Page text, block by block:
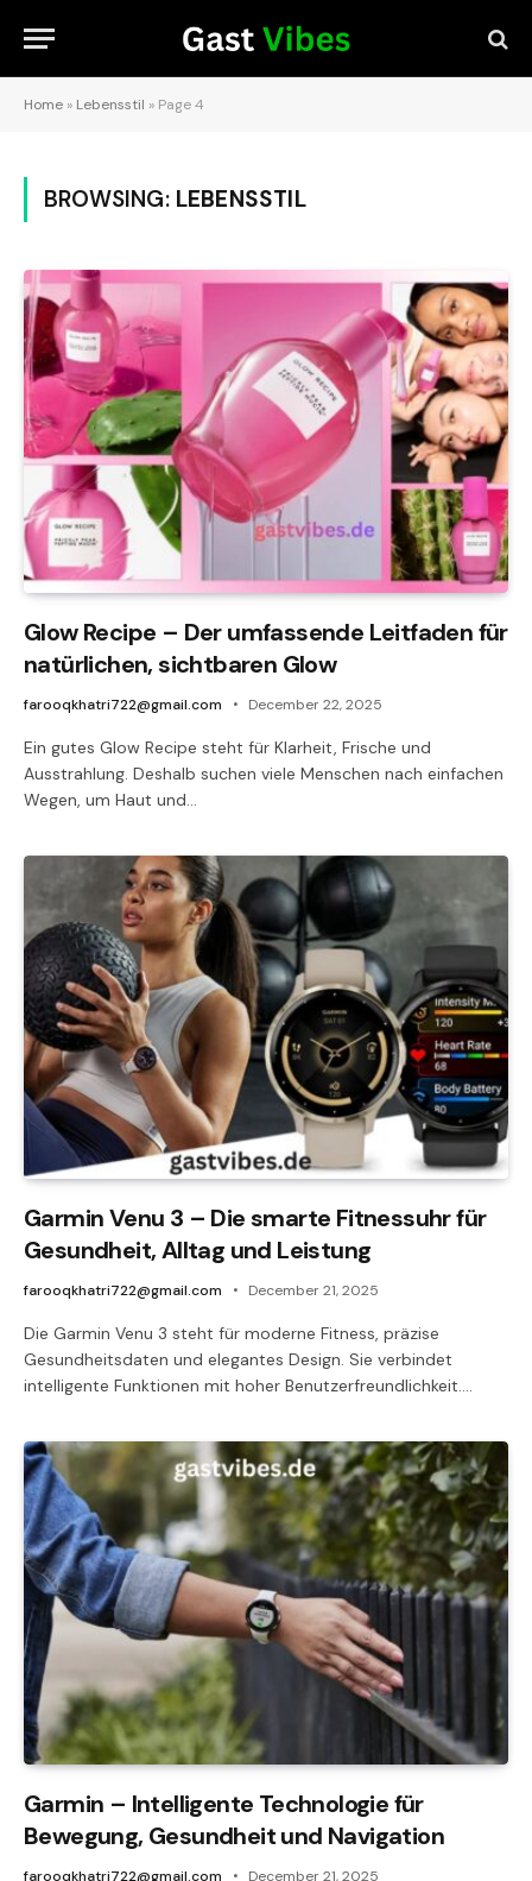
Home » Lebensstil » Page 4
BROWSING: LEBENSSTIL
Glow Recipe – Der umfassende Leitfaden für
natürlichen, sichtbaren Glow
farooqkhatri722@gmail.com December 22, 2025
Ein gutes Glow Recipe steht für Klarheit, Frische und
Ausstrahlung. Deshalb suchen viele Menschen nach einfachen
Wegen, um Haut und…
Garmin Venu 3 – Die smarte Fitnessuhr für
Gesundheit, Alltag und Leistung
farooqkhatri722@gmail.com December 21, 2025
Die Garmin Venu 3 steht für moderne Fitness, präzise
Gesundheitsdaten und elegantes Design. Sie verbindet
intelligente Funktionen mit hoher Benutzerfreundlichkeit.…
Garmin – Intelligente Technologie für
Bewegung, Gesundheit und Navigation
farooqkhatri722@gmail.com December 21, 2025